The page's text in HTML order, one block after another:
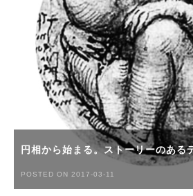
円相から始まる。ストーリーのある
POSTED ON 2017-03-11